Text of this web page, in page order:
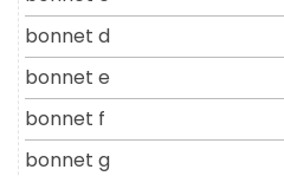
bonnet d
bonnet e
bonnet f
bonnet g